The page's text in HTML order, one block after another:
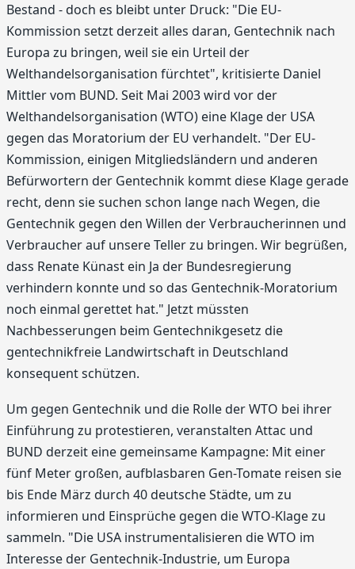
Bestand - doch es bleibt unter Druck: "Die EU-
Kommission setzt derzeit alles daran, Gentechnik nach
Europa zu bringen, weil sie ein Urteil der
Welthandelsorganisation fürchtet", kritisierte Daniel
Mittler vom BUND. Seit Mai 2003 wird vor der
Welthandelsorganisation (WTO) eine Klage der USA
gegen das Moratorium der EU verhandelt. "Der EU-
Kommission, einigen Mitgliedsländern und anderen
Befürwortern der Gentechnik kommt diese Klage gerade
recht, denn sie suchen schon lange nach Wegen, die
Gentechnik gegen den Willen der Verbraucherinnen und
Verbraucher auf unsere Teller zu bringen. Wir begrüßen,
dass Renate Künast ein Ja der Bundesregierung
verhindern konnte und so das Gentechnik-Moratorium
noch einmal gerettet hat." Jetzt müssten
Nachbesserungen beim Gentechnikgesetz die
gentechnikfreie Landwirtschaft in Deutschland
konsequent schützen.
Um gegen Gentechnik und die Rolle der WTO bei ihrer
Einführung zu protestieren, veranstalten Attac und
BUND derzeit eine gemeinsame Kampagne: Mit einer
fünf Meter großen, aufblasbaren Gen-Tomate reisen sie
bis Ende März durch 40 deutsche Städte, um zu
informieren und Einsprüche gegen die WTO-Klage zu
sammeln. "Die USA instrumentalisieren die WTO im
Interesse der Gentechnik-Industrie, um Europa